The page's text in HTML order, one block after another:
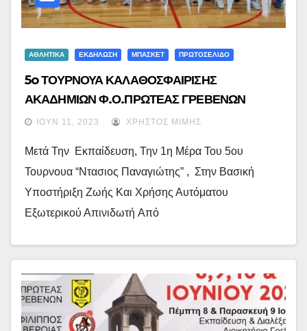
ΑΘΛΗΤΙΚΑ ΕΚΔΗΛΩΣΗ ΜΠΑΣΚΕΤ ΠΡΩΤΟΣΕΛΙΔΟ
5o ΤΟΥΡΝΟΥΑ ΚΑΛΑΘΟΣΦΑΙΡΙΣΗΣ
ΑΚΑΔΗΜΙΩΝ Φ.Ο.ΠΡΩΤΕΑΣ ΓΡΕΒΕΝΩΝ
“ΝΤΑΣΙΟΣ ΠΑΝΑΓΙΩΤΗΣ” –3η & 4η Ημέρα Με
ΙΟΎΝ 11, 2023 ΧΡΉΣΤΟΣ ΜΊΜΗΣ
Μετά Την Εκπαίδευση, Την 1η Μέρα Του 5ου
Τουρνουα “Ντασιος Παναγιώτης” , Στην Βασική
Υποστήριξη Ζωής Και Χρήσης Αυτόματου
Εξωτερικού Απινιδωτή Από